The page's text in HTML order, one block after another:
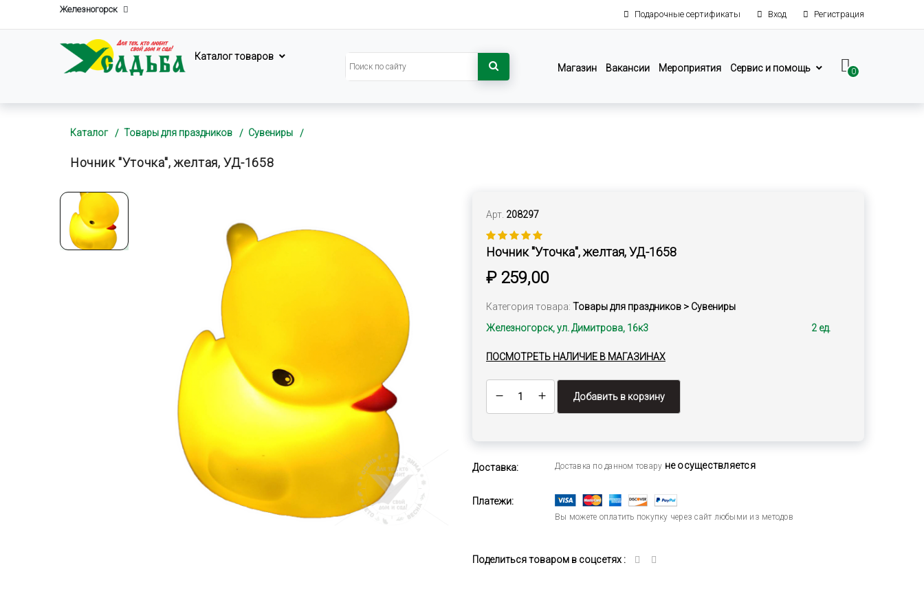
Железногорск Подарочные сертификаты Вход Регистрация
Каталог товаров
Магазин
Вакансии Мероприятия Сервис и помощь 0
Каталог Товары для праздников Сувениры
Ночник "Уточка", желтая, УД-1658
Арт. 208297
Ночник "Уточка", желтая, УД-1658
₽ 259,00
Категория товара: Товары для праздников > Сувениры
Железногорск, ул. Димитрова, 16к3
2 ед.
ПОСМОТРЕТЬ НАЛИЧИЕ В МАГАЗИНАХ
Добавить в корзину
Доставка: Доставка по данном товару не осуществляется
Платежи:
Вы можете оплатить покупку через сайт любыми из методов
Поделиться товаром в соцсетях :